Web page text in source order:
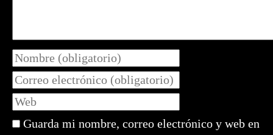
Introduce
tu
nombre
o
de
Introduce
tu
dirección
de
Introduce
la
URLGuarda mi nombre, correo electrónico y web en